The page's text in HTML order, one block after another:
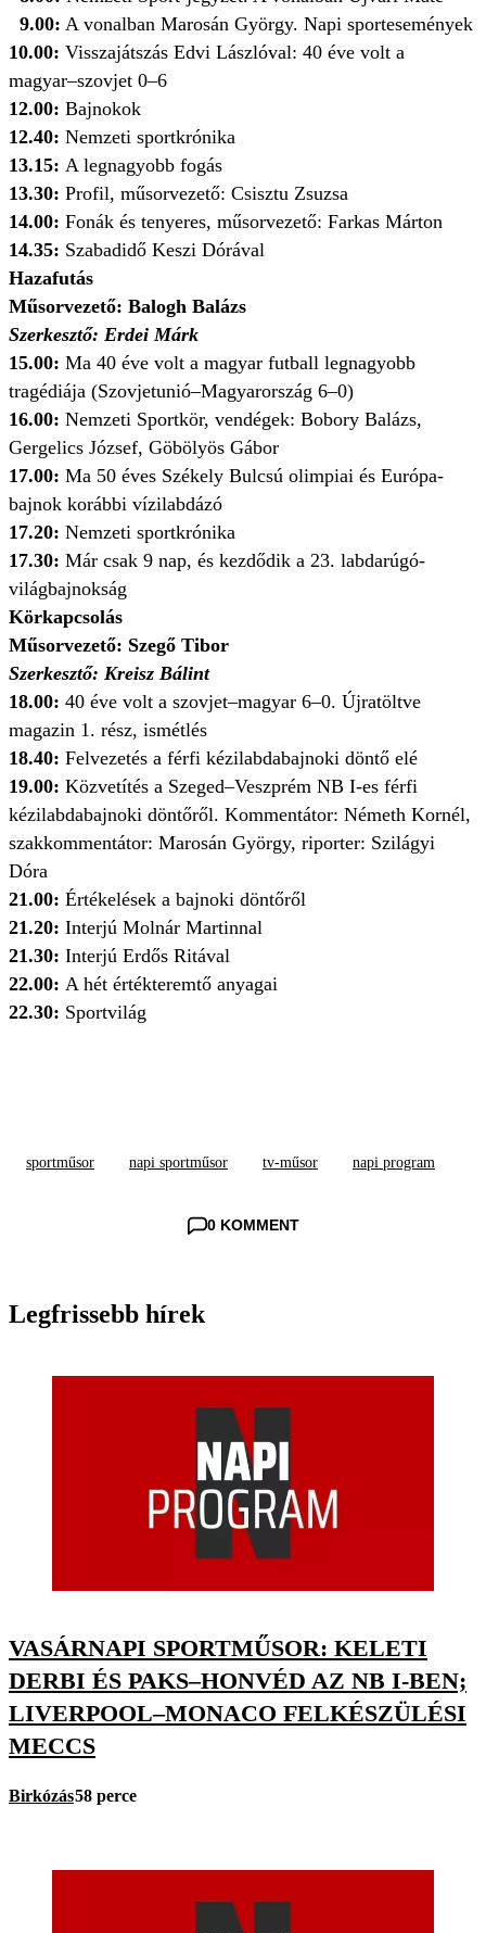
9.00: A vonalban Marosán György. Napi sportesemények
10.00: Visszajátszás Edvi Lászlóval: 40 éve volt a
magyar–szovjet 0–6
12.00: Bajnokok
12.40: Nemzeti sportkrónika
13.15: A legnagyobb fogás
13.30: Profil, műsorvezető: Csisztu Zsuzsa
14.00: Fonák és tenyeres, műsorvezető: Farkas Márton
14.35: Szabadidő Keszi Dórával
Hazafutás
Műsorvezető: Balogh Balázs
Szerkesztő: Erdei Márk
15.00: Ma 40 éve volt a magyar futball legnagyobb
tragédiája (Szovjetunió–Magyarország 6–0)
16.00: Nemzeti Sportkör, vendégek: Bobory Balázs,
Gergelics József, Göbölyös Gábor
17.00: Ma 50 éves Székely Bulcsú olimpiai és Európa-
bajnok korábbi vízilabdázó
17.20: Nemzeti sportkrónika
17.30: Már csak 9 nap, és kezdődik a 23. labdarúgó-
világbajnokság
Körkapcsolás
Műsorvezető: Szegő Tibor
Szerkesztő: Kreisz Bálint
18.00: 40 éve volt a szovjet–magyar 6–0. Újratöltve
magazin 1. rész, ismétlés
18.40: Felvezetés a férfi kézilabdabajnoki döntő elé
19.00: Közvetítés a Szeged–Veszprém NB I-es férfi
kézilabdabajnoki döntőről. Kommentátor: Németh Kornél,
szakkommentátor: Marosán György, riporter: Szilágyi
Dóra
21.00: Értékelések a bajnoki döntőről
21.20: Interjú Molnár Martinnal
21.30: Interjú Erdős Ritával
22.00: A hét értékteremtő anyagai
22.30: Sportvilág
sportműsor napi sportműsor tv-műsor napi program
0 KOMMENT
Legfrissebb hírek
VASÁRNAPI SPORTMŰSOR: KELETI
DERBI ÉS PAKS–HONVÉD AZ NB I-BEN;
LIVERPOOL–MONACO FELKÉSZÜLÉSI
MECCS
Birkózás58 perce